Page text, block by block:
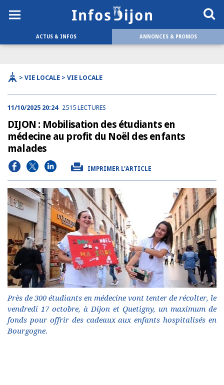
ACTUS & INFOS ANNONCES & PROMOS
> VIE LOCALE > VIE LOCALE
11/10/2025 20:24 2515 LECTURES
DIJON : Mobilisation des étudiants en
médecine au profit du Noël des enfants
malades
IMPRIMER L'ARTICLE
Près de 300 étudiants en médecine vont tenter de récolter, le
vendredi 17 octobre, à Dijon et Quetigny, un maximum de
fonds pour offrir des cadeaux aux enfants hospitalisés en
Bourgogne.